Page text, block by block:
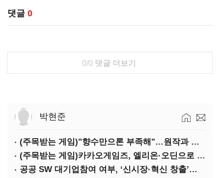
댓글 0
0/0 댓글 더보기
박현준
(주목받는 게임)"향수만으론 부족해"…원작과 차별화 성공한 '리니지M'
(주목받는 게임)카카오게임즈, 엘리온·오딘으로 MMORPG 투트랙 공세
공공 SW 대기업참여 여부, ‘신시장·혁신 창출’도 평가한다